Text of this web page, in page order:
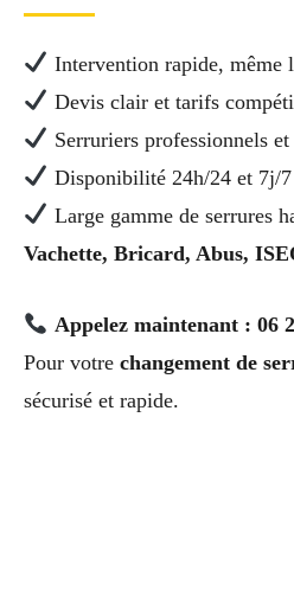
Intervention rapide, même
Devis clair et tarifs
Serruriers professionnels et
Disponibilité 24h/24 et 7j/7
Large gamme de serrures
Vachette, Bricard, Abus,
Appelez maintenant : 06
Pour votre changement de
sécurisé et rapide.